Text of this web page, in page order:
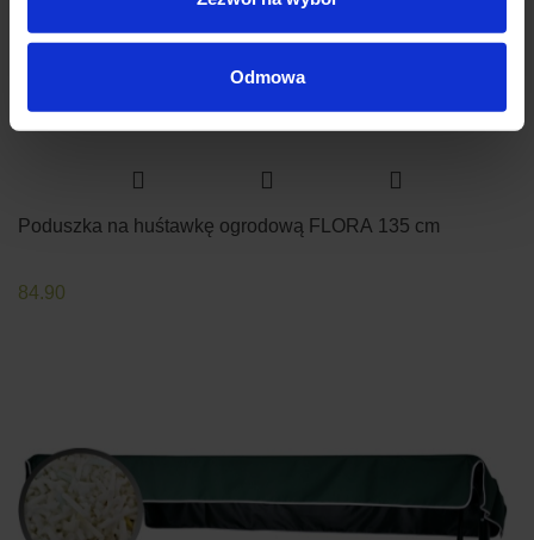
Odmowa
Poduszka na huśtawkę ogrodową FLORA 135 cm
84.90